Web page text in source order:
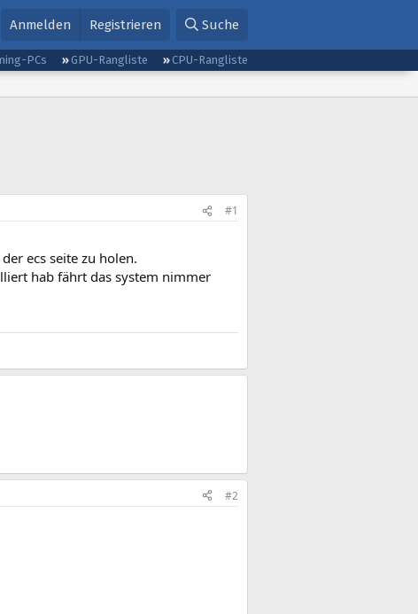
Anmelden Registrieren Suche
PCs GPU-Rangliste
CPU-Rangliste
#1
ecs seite zu holen.
hab fährt das system nimmer
#2